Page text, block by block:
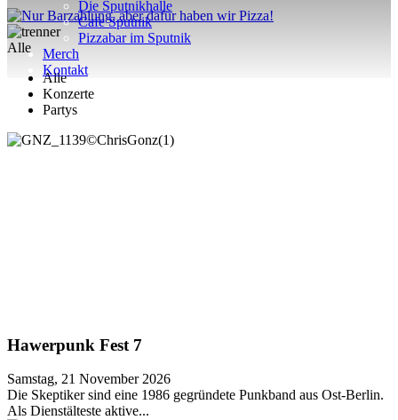
Die Sputnikhalle
Cafe Sputnik
Pizzabar im Sputnik
Merch
Kontakt
Alle
Alle
Konzerte
Partys
Hawerpunk Fest 7
Samstag, 21 November 2026
Die Skeptiker sind eine 1986 gegründete Punkband aus Ost-Berlin.
Als Dienstälteste aktive...